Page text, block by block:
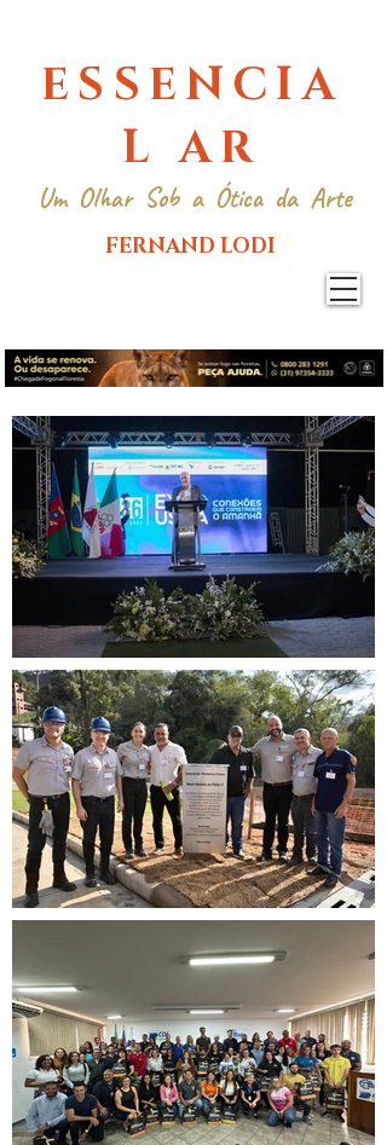
ESSENCIA
L AR
Um Olhar Sob a Ótica da Arte
FERNAND LODI